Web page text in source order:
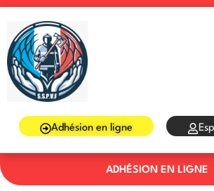
Adhésion en ligne
ADHÉSION EN LIGNE